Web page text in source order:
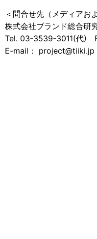
＜問合せ先（メディアお
株式会社ブランド総合研
Tel. 03-3539-3011(代)
E-mail： project@tiiki.jp